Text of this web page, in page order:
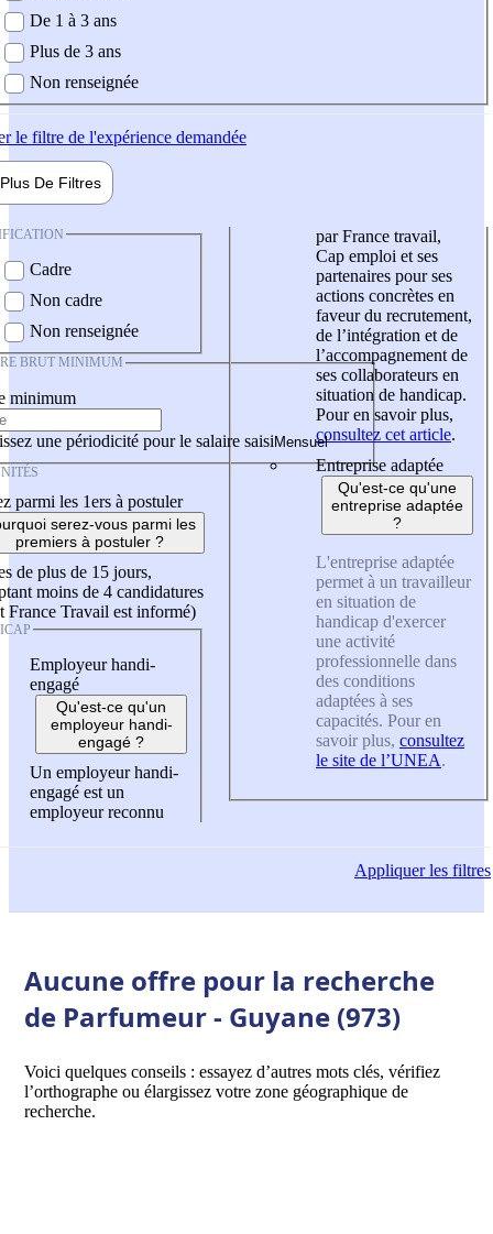
De 1 à 3 ans
Plus de 3 ans
Non renseignée
le filtre de l'expérience demandée
Plus De Filtres
Cadre
Non cadre
Non renseignée
BRUT MINIMUM
minimum
une périodicité pour le salaire saisi
parmi les 1ers à postuler
serez-vous parmi les
premiers à postuler ?
de plus de 15 jours,
moins de 4 candidatures
France Travail est informé)
Employeur handi-
engagé
Qu'est-ce qu'un
employeur handi-
engagé ?
Un employeur handi-
engagé est un
employeur reconnu
par France travail,
Cap emploi et ses
partenaires pour ses
actions concrètes en
faveur du recrutement,
de l’intégration et de
l’accompagnement de
ses collaborateurs en
situation de handicap.
Pour en savoir plus,
consultez cet article.
Entreprise adaptée
Qu'est-ce qu'une
entreprise adaptée
?
L'entreprise adaptée
permet à un travailleur
en situation de
handicap d'exercer
une activité
professionnelle dans
des conditions
adaptées à ses
capacités. Pour en
savoir plus, consultez
le site de l’UNEA.
Appliquerles filtres
Aucune offre pour la recherche
de Parfumeur - Guyane (973)
Voici quelques conseils : essayez d’autres mots clés, vérifiez
l’orthographe ou élargissez votre zone géographique de
recherche.